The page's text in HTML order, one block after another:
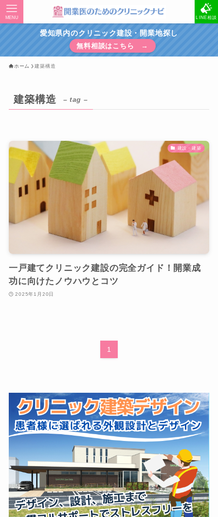
LINE相談
MENU
愛知県内のクリニック建設・開業地探し
無料相談はこちら →
ホーム 建築構造
建築構造 – tag –
建設・建築
一戸建てクリニック建設の完全ガイド！開業成
功に向けたノウハウとコツ
2025年1月20日
1